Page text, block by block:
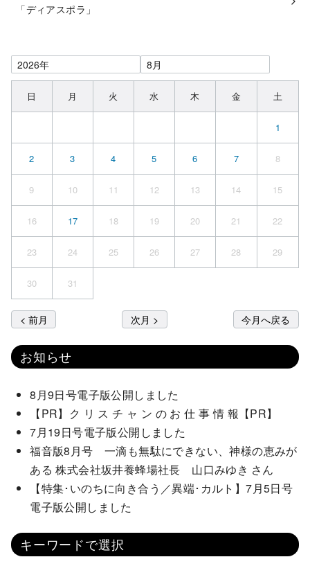
「ディアスポラ」
日 月 火 水 木 金 土
1
2 3 4 5 6 7 8
9 10 11 12 13 14 15
16 17 18 19 20 21 22
23 24 25 26 27 28 29
30 31
< 前月 次月 > 今月へ戻る
お知らせ
8月9日号電子版公開しました
【PR】ク リ ス チ ャ ン の お 仕 事 情 報【PR】
7月19日号電子版公開しました
福音版8月号 一滴も無駄にできない、神様の恵みが
ある 株式会社坂井養蜂場社長 山口みゆき さん
【特集･いのちに向き合う／異端･カルト】7月5日号
電子版公開しました
キーワードで選択